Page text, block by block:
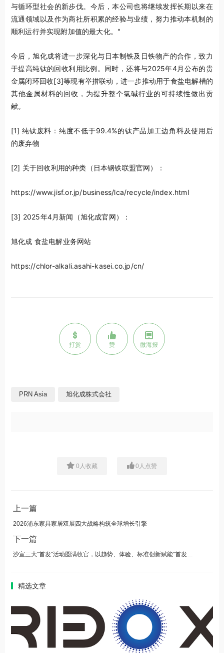
与循环型社会的新步伐。今后，本公司也将继续发挥长期以来在
流通领域以及作为商社所积累的经验与业绩，努力推动本机制的
顺利运行并实现附加值的最大化。"
今后，旭化成将进一步深化与日本制铁及日铁物产的合作，致力
于提高纯钛的回收利用比例。同时，还将与2025年4月公布的贵
金属闭环回收[3]等现有举措联动，进一步推动用于食盐电解槽的
其他金属材料的回收，为提升整个氯碱行业的可持续性做出贡
献。
[1] 纯钛废料：纯度不低于99.4%的钛产品加工边角料及使用后
的废弃物
[2] 关于回收利用的种类（日本钢铁联盟官网）：
https://www.jisf.or.jp/business/lca/recycle/index.html
[3] 2025年4月新闻（旭化成官网）：
旭化成 食盐电解业务网站
https://chlor-alkali.asahi-kasei.co.jp/cn/
打赏 赞 微海报
PRN Asia 旭化成株式会社
0 人收藏 0 人点赞
上一篇
2026浦东家具家居双展四大战略构筑全球增长引擎
下一篇
沙宣三大"首发"活动圆满收官，以趋势、体验、标准创新赋能"首发上海"与美业未来
精选文章